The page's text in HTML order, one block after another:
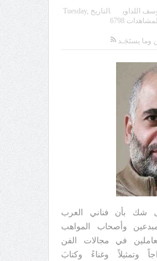
اللداوي التاريخ Tuesday,
وما يستَجَـد
6798
شك بأن فناني العرب
وأصحاب المواهب
في مجالات الفن
وتمثيلاً وغناءً وكتابَ